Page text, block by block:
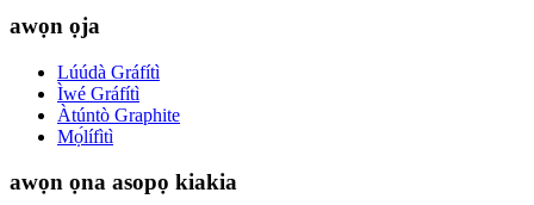
awọn ọja
Lúúdà Gráfítì
Ìwé Gráfítì
Àtúntò Graphite
Mọ́lífìtì
awọn ọna asopọ kiakia